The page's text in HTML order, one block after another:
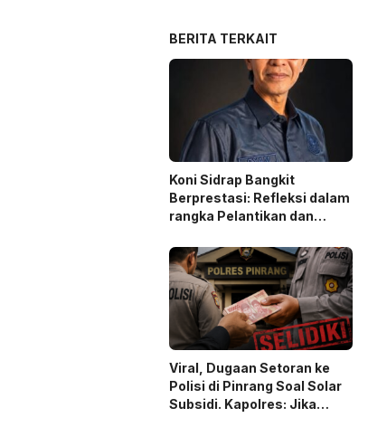
BERITA TERKAIT
Koni Sidrap Bangkit
Berprestasi: Refleksi dalam
rangka Pelantikan dan
Viral, Dugaan Setoran ke
Polisi di Pinrang Soal Solar
Subsidi. Kapolres: Jika